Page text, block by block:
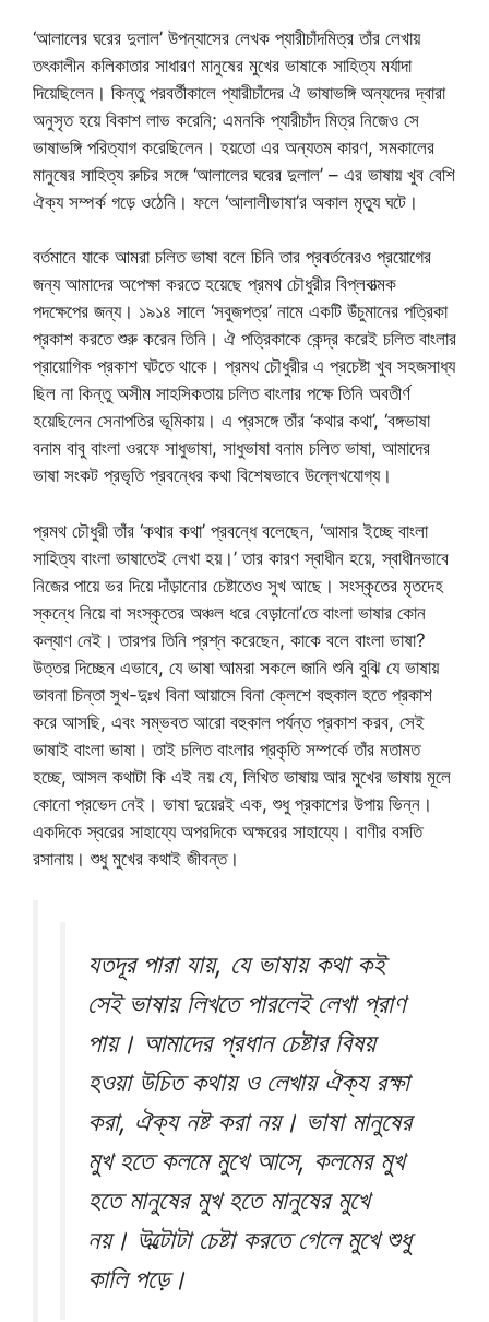
‘আলালের ঘরের দুলাল’ উপন্যাসের লেখক প্যারীচাঁদমিত্র তাঁর লেখায়
তৎকালীন কলিকাতার সাধারণ মানুষের মুখের ভাষাকে সাহিত্য মর্যাদা
দিয়েছিলেন। কিন্তু পরবর্তীকালে প্যারীচাঁদের ঐ ভাষাভঙ্গি অন্যদের দ্বারা
অনুসৃত হয়ে বিকাশ লাভ করেনি; এমনকি প্যারীচাঁদ মিত্র নিজেও সে
ভাষাভঙ্গি পরিত্যাগ করেছিলেন। হয়তো এর অন্যতম কারণ, সমকালের
মানুষের সাহিত্য রুচির সঙ্গে ‘আলালের ঘরের দুলাল’ – এর ভাষায় খুব বেশি
ঐক্য সম্পর্ক গড়ে ওঠেনি। ফলে ‘আলালীভাষা’র অকাল মৃত্যু ঘটে।
বর্তমানে যাকে আমরা চলিত ভাষা বলে চিনি তার প্রবর্তনেরও প্রয়োগের
জন্য আমাদের অপেক্ষা করতে হয়েছে প্রমথ চৌধুরীর বিপ্লবাত্মক
পদক্ষেপের জন্য। ১৯১৪ সালে ‘সবুজপত্র’ নামে একটি উঁচুমানের পত্রিকা
প্রকাশ করতে শুরু করেন তিনি। ঐ পত্রিকাকে কেন্দ্র করেই চলিত বাংলার
প্রায়োগিক প্রকাশ ঘটতে থাকে। প্রমথ চৌধুরীর এ প্রচেষ্টা খুব সহজসাধ্য
ছিল না কিন্তু অসীম সাহসিকতায় চলিত বাংলার পক্ষে তিনি অবতীর্ণ
হয়েছিলেন সেনাপতির ভূমিকায়। এ প্রসঙ্গে তাঁর ‘কথার কথা’, ‘বঙ্গভাষা
বনাম বাবু বাংলা ওরফে সাধুভাষা, সাধুভাষা বনাম চলিত ভাষা, আমাদের
ভাষা সংকট প্রভৃতি প্রবন্ধের কথা বিশেষভাবে উল্লেখযোগ্য।
প্রমথ চৌধুরী তাঁর ‘কথার কথা’ প্রবন্ধে বলেছেন, ‘আমার ইচ্ছে বাংলা
সাহিত্য বাংলা ভাষাতেই লেখা হয়।’ তার কারণ স্বাধীন হয়ে, স্বাধীনভাবে
নিজের পায়ে ভর দিয়ে দাঁড়ানোর চেষ্টাতেও সুখ আছে। সংস্কৃতের মৃতদেহ
স্কন্ধে নিয়ে বা সংস্কৃতের অঞ্চল ধরে বেড়ানো’তে বাংলা ভাষার কোন
কল্যাণ নেই। তারপর তিনি প্রশ্ন করেছেন, কাকে বলে বাংলা ভাষা?
উত্তর দিচ্ছেন এভাবে, যে ভাষা আমরা সকলে জানি শুনি বুঝি যে ভাষায়
ভাবনা চিন্তা সুখ-দুঃখ বিনা আয়াসে বিনা ক্লেশে বহুকাল হতে প্রকাশ
করে আসছি, এবং সম্ভবত আরো বহুকাল পর্যন্ত প্রকাশ করব, সেই
ভাষাই বাংলা ভাষা। তাই চলিত বাংলার প্রকৃতি সম্পর্কে তাঁর মতামত
হচ্ছে, আসল কথাটা কি এই নয় যে, লিখিত ভাষায় আর মুখের ভাষায় মূলে
কোনো প্রভেদ নেই। ভাষা দুয়েরই এক, শুধু প্রকাশের উপায় ভিন্ন।
একদিকে স্বরের সাহায্যে অপরদিকে অক্ষরের সাহায্যে। বাণীর বসতি
রসানায়। শুধু মুখের কথাই জীবন্ত।
যতদূর পারা যায়, যে ভাষায় কথা কই
সেই ভাষায় লিখতে পারলেই লেখা প্রাণ
পায়। আমাদের প্রধান চেষ্টার বিষয়
হওয়া উচিত কথায় ও লেখায় ঐক্য রক্ষা
করা, ঐক্য নষ্ট করা নয়। ভাষা মানুষের
মুখ হতে কলমে মুখে আসে, কলমের মুখ
হতে মানুষের মুখ হতে মানুষের মুখে
নয়। উল্টোটা চেষ্টা করতে গেলে মুখে শুধু
কালি পড়ে।